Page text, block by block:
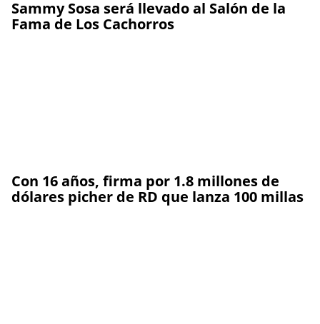
Sammy Sosa será llevado al Salón de la
Fama de Los Cachorros
Con 16 años, firma por 1.8 millones de
dólares picher de RD que lanza 100 millas